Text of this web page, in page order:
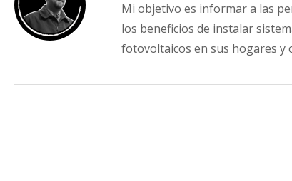
Mi objetivo es informar a las
los beneficios de instalar
fotovoltaicos en sus hogares y